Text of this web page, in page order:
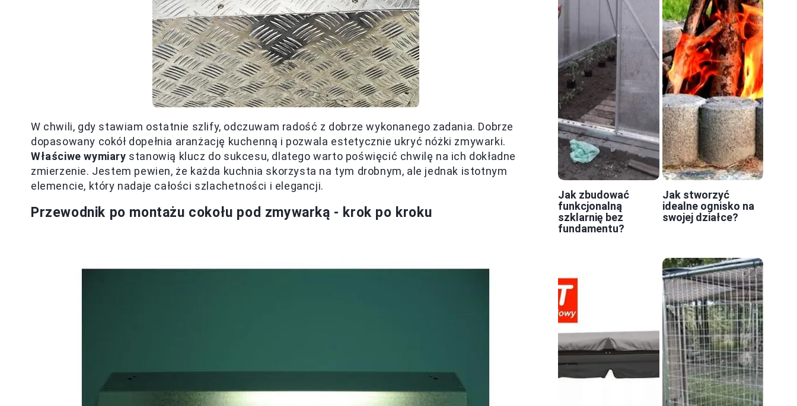
W chwili, gdy stawiam ostatnie szlify, odczuwam radość z dobrze wykonanego zadania. Dobrze
dopasowany cokół dopełnia aranżację kuchenną i pozwala estetycznie ukryć nóżki zmywarki.
Właściwe wymiary stanowią klucz do sukcesu, dlatego warto poświęcić chwilę na ich dokładne
zmierzenie. Jestem pewien, że każda kuchnia skorzysta na tym drobnym, ale jednak istotnym
elemencie, który nadaje całości szlachetności i elegancji.
Przewodnik po montażu cokołu pod zmywarką - krok po kroku
Jak zbudować
funkcjonalną
szklarnię bez
fundamentu?
Jak stworzyć
idealne ognisko na
swojej działce?